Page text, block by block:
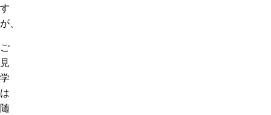
す
が、
ご
見
学
は
随